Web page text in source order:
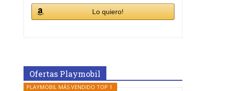
Lo quiero!
Ofertas Playmobil
PLAYMOBIL MÁS VENDIDO TOP 1